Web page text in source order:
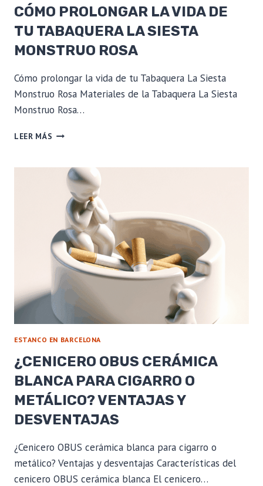
CÓMO PROLONGAR LA VIDA DE
TU TABAQUERA LA SIESTA
MONSTRUO ROSA
Cómo prolongar la vida de tu Tabaquera La Siesta
Monstruo Rosa Materiales de la Tabaquera La Siesta
Monstruo Rosa…
LEER MÁS CÓMO
VIDA
TABAQUERA
SIESTA
MONSTRUO
ROSA
ESTANCO EN BARCELONA
¿CENICERO OBUS CERÁMICA
BLANCA PARA CIGARRO O
METÁLICO? VENTAJAS Y
DESVENTAJAS
¿Cenicero OBUS cerámica blanca para cigarro o
metálico? Ventajas y desventajas Características del
cenicero OBUS cerámica blanca El cenicero…